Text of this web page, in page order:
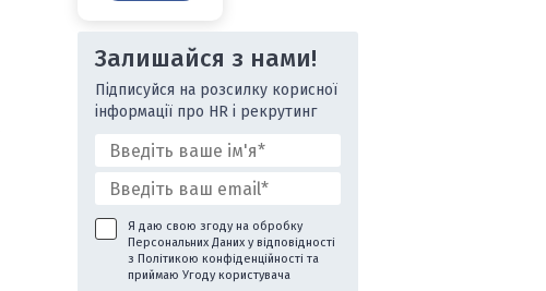
Залишайся з нами!
Підписуйся на розсилку корисної
інформації про HR і рекрутинг
Я даю свою згоду на обробку
Персональних Даних у відповідності
з Політикою конфіденційності та
приймаю Угоду користувача